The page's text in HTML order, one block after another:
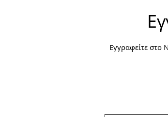
Εγγραφείτε στο